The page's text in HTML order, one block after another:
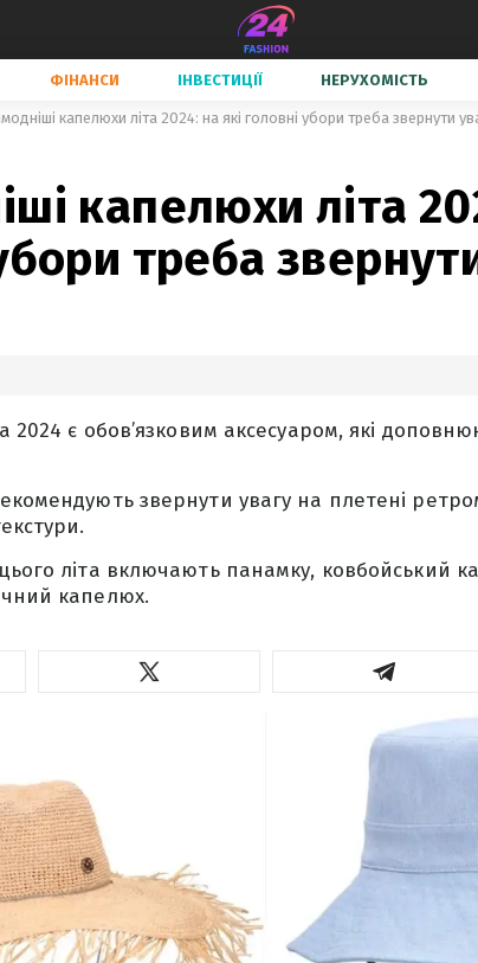
ФІНАНСИ ІНВЕСТИЦІЇ НЕРУХОМІСТЬ
капелюхи літа 2024: на які головні убори треба звернути
капелюхи літа
треба
2024 є обов’язковим аксесуаром, які
звернути увагу на плетені
літа включають панамку, ковбойський
капелюх.